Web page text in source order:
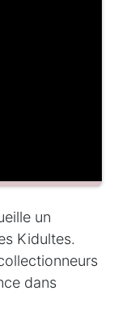
un
Kidultes.
dans